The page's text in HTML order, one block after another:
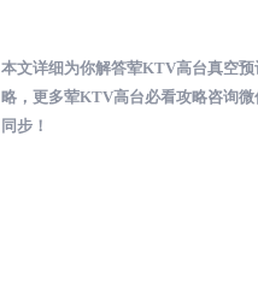
本文详细为你解答荤KTV高台真空
略，更多荤KTV高台必看攻略咨询微
同步！